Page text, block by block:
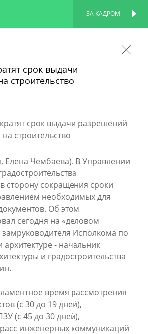
ЗА КАДРОМ
срок выдачи
строительство
Елена Чембаева). В Управлении
сторону сокращения сроки
необходимых для
Об этом
сегодня на «деловом
замруководителя Исполкома по
архитектуре - начальник
и градостроительства
время рассмотрения
(с 30 до 19 дней),
(с 45 до 30 дней),
инженерных коммуникаций
ПЕРСОНАЛЬНАЯ